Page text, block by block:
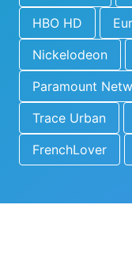
HBO HD
Nickelodeon
Paramount
Trace Urban
FrenchLover